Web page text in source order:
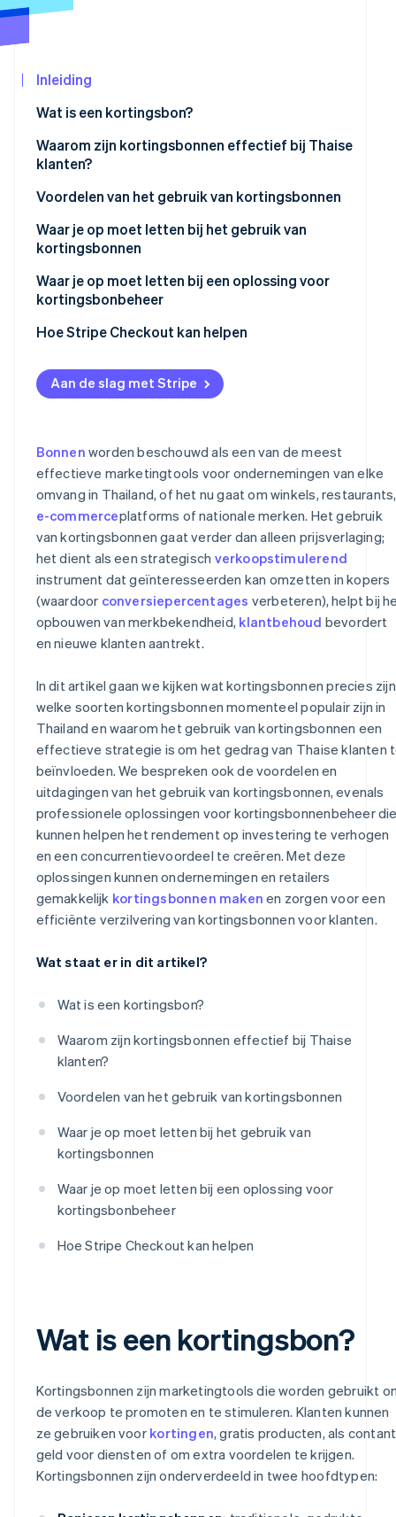
Oprichting van een start-up
Identity
Stripe Sessions 2026
Ontdek hoe Stripe de economische
Nu bekijken
Stripe App
Inleiding
Wat is een kortingsbon?
Papieren kortingsbonnen versus digitale
Waarom zijn kortingsbonnen effectief bij Thaise
klanten?
Voordelen van het gebruik van kortingsbonnen
Waar je op moet letten bij het gebruik van
kortingsbonnen
Waar klanten op moeten letten
Voorzorgsmaatregelen voor ondernemingen
Waar je op moet letten bij een oplossing voor
kortingsbonbeheer
Maakt kortingsbonnen van professionele kwaliteit
afrekenen
Verzamelt gegevens over het gebruik van
kortingsbonnen voor analyse
Heeft expertise in lokale wetgeving
Hoe Stripe Checkout kan helpen
Aan de slag met Stripe
Bonnen worden beschouwd als een van de meest
effectieve marketingtools voor ondernemingen van elke
omvang in Thailand, of het nu gaat om winkels, restaurants,
e-commerceplatforms of nationale merken. Het gebruik
van kortingsbonnen gaat verder dan alleen prijsverlaging;
het dient als een strategisch verkoopstimulerend
instrument dat geïnteresseerden kan omzetten in kopers
(waardoor conversiepercentages verbeteren), helpt bij
opbouwen van merkbekendheid, klantbehoud bevordert
en nieuwe klanten aantrekt.
In dit artikel gaan we kijken wat kortingsbonnen precies
welke soorten kortingsbonnen momenteel populair zijn in
Thailand en waarom het gebruik van kortingsbonnen een
effectieve strategie is om het gedrag van Thaise klanten
beïnvloeden. We bespreken ook de voordelen en
uitdagingen van het gebruik van kortingsbonnen, evenals
professionele oplossingen voor kortingsbonnenbeheer
kunnen helpen het rendement op investering te verhogen
en een concurrentievoordeel te creëren. Met deze
oplossingen kunnen ondernemingen en retailers
gemakkelijk kortingsbonnen maken en zorgen voor een
efficiënte verzilvering van kortingsbonnen voor klanten.
Wat staat er in dit artikel?
Wat is een kortingsbon?
Waarom zijn kortingsbonnen effectief bij Thaise
klanten?
Voordelen van het gebruik van kortingsbonnen
Waar je op moet letten bij het gebruik van
kortingsbonnen
Waar je op moet letten bij een oplossing voor
kortingsbonbeheer
Hoe Stripe Checkout kan helpen
Wat is een kortingsbon?
Kortingsbonnen zijn marketingtools die worden gebruikt
de verkoop te promoten en te stimuleren. Klanten kunnen
ze gebruiken voor kortingen, gratis producten, als contant
geld voor diensten of om extra voordelen te krijgen.
Kortingsbonnen zijn onderverdeeld in twee hoofdtypen: